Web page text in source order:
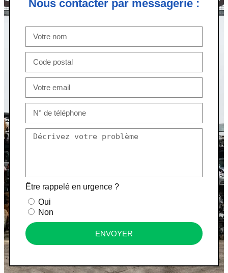
Nous contacter par messagerie :
Être rappelé en urgence ?
Oui
Non
ENVOYER